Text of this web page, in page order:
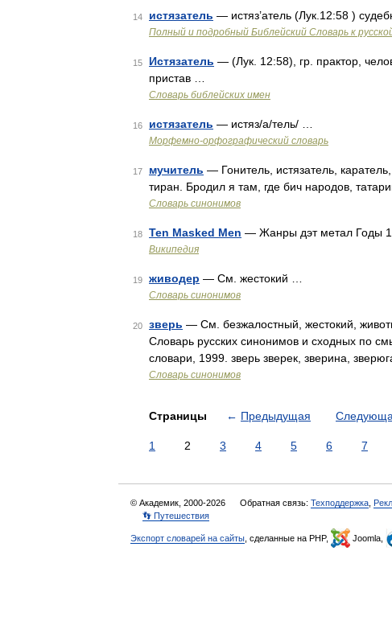
14 истязатель — истяз’атель (Лук.12:58 )
Полный и подробный Библейский Словарь к
15 Истязатель — (Лук. 12:58), гр. практор,
пристав …
Словарь библейских имен
16 истязатель — истяз/а/тель/ …
Морфемно-орфографический словарь
17 мучитель — Гонитель, истязатель,
тиран. Бродил я там, где бич народов,
Словарь синонимов
18 Ten Masked Men — Жанры дэт метал Годы
Википедия
19 живодер — См. жестокий …
Словарь синонимов
20 зверь — См. безжалостный, жестокий,
Словарь русских синонимов и сходных по
словари, 1999. зверь зверек, зверина,
Словарь синонимов
Страницы ← Предыдущая
1 2 3 4 5 6 7
© Академик, 2000-2026 Обратная связь: Техподдержка
👣 Путешествия
Экспорт словарей на сайты , сделанные на PHP, Joomla,